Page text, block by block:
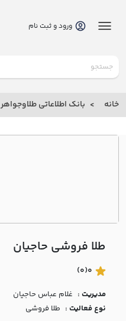
بانک
بانک
اطلاعاتی
درباره
با ما
مقالات
ورود و ثبت نام
خانه بانک اطلاعاتی طلاوجواهر
طلا فروشی حاجيان
0
(0)
مدیریت : غلام عباس حاجيان
نوع فعالیت : طلا فروشی